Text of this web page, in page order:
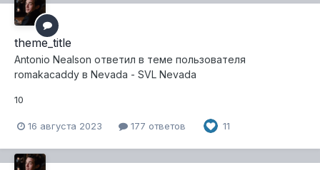
theme_title
Antonio Nealson ответил в теме пользователя
romakacaddy в Nevada - SVL Nevada
10
16 августа 2023 177 ответов 11